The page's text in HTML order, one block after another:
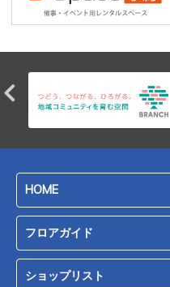
HOME
フロアガイド
ショップリスト